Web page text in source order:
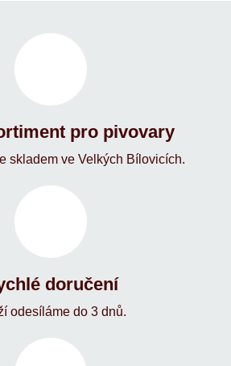
pro pivovary
skladem ve Velkých Bílovicích.
doručení
odesíláme do 3 dnů.